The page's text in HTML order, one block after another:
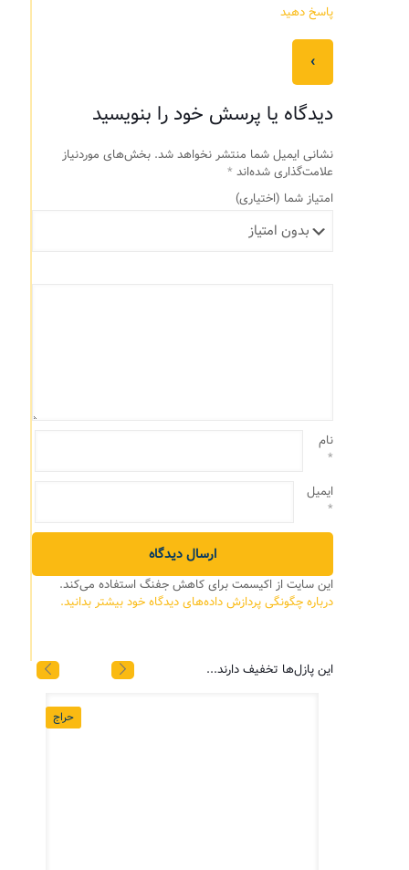
پاسخ دهید
‹
دیدگاه یا پرسش خود را بنویسید
نشانی ایمیل شما منتشر نخواهد شد. بخش‌های موردنیاز
علامت‌گذاری شده‌اند *
امتیاز شما (اختیاری)
نام
*
ایمیل
*
این سایت از اکیسمت برای کاهش جفنگ استفاده می‌کند.
درباره چگونگی پردازش داده‌های دیدگاه خود بیشتر بدانید.
این پازل‌ها تخفیف دارند...
حراج